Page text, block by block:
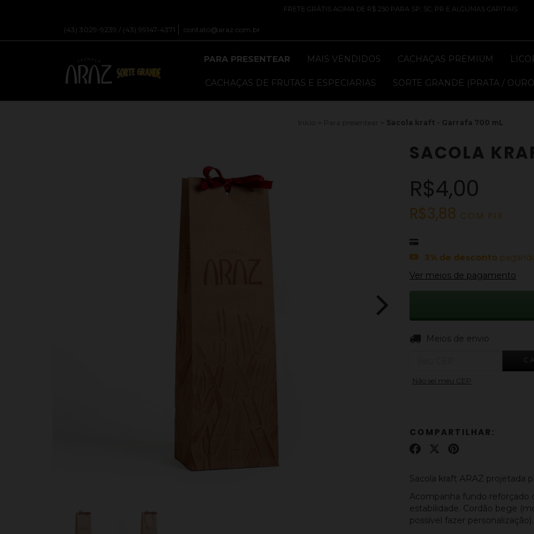
FRETE GRÁTIS ACIMA DE R$ 250 PARA SP, SC, PR E ALGUMAS CAPITAIS
(43) 3029-9239 / (43) 99147-4371 contato@araz.com.br
PARA PRESENTEAR MAIS VENDIDOS CACHAÇAS PREMIUM
CACHAÇAS DE FRUTAS E ESPECIARIAS SORTE GRANDE (PRATA /
Para presentear Sacola kraft - Garrafa 700 mL
SACOLA
R$4,00
R$3,88 COM PIX
3% de desconto
Ver meios de pagamento
Entregas para o CEP:
Meios de envio
Não sei meu CEP
COMPARTILHAR:
Sacola kraft ARAZ projetada
Acompanha fundo reforçado
estabilidade. Cordão bege
possível fazer personalização).